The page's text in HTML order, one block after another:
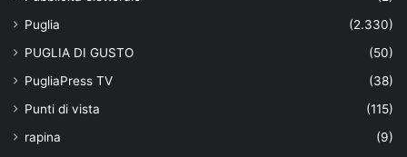
Puglia
(2.330)
PUGLIA DI GUSTO
(50)
PugliaPress TV
(38)
Punti di vista
(115)
rapina
(9)